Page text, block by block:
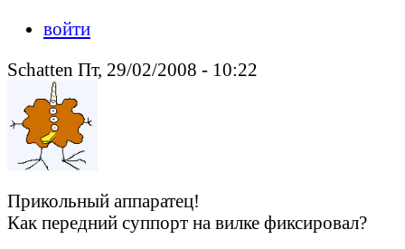
войти
Schatten Пт, 29/02/2008 - 10:22
Прикольный аппаратец!
Как передний суппорт на вилке фиксировал?